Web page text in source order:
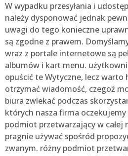
W wypadku przesyłania i
należy dysponować jednak
uwagi do tego konieczne
są zgodne z prawem.
wraz z portale internetowe są
albumów i kart menu.
opuścić te Wytyczne, lecz warto
otrzymać wiadomość, czegoż
biura zwlekać podczas
których nasza firma oczekujemy
podmiot przetwarzający w całej
pragnie używać spośród
zwanym. różny podmiot